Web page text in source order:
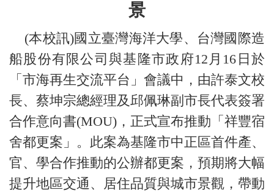
景
(本校訊)國立臺灣海洋大學、台灣國際造
船股份有限公司與基隆市政府12月16日於
「市海再生交流平台」會議中，由許泰文校
長、蔡坤宗總經理及邱佩琳副市長代表簽署
合作意向書(MOU)，正式宣布推動「祥豐宿
舍都更案」。此案為基隆市中正區首件產、
官、學合作推動的公辦都更案，預期將大幅
提升地區交通、居住品質與城市景觀，帶動